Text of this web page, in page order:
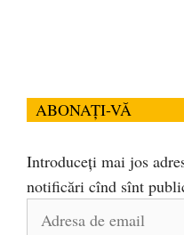
ABONAȚI-VĂ
Introduceți mai jos
notificări cînd sînt